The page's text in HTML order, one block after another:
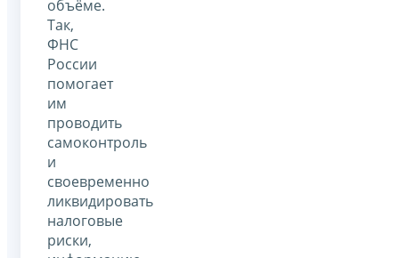
объёме.
Так,
ФНС
России
помогает
им
проводить
самоконтроль
и
своевременно
ликвидировать
налоговые
риски,